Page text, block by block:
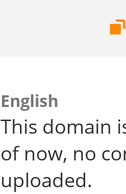
English
This domain
of now, no
uploaded.